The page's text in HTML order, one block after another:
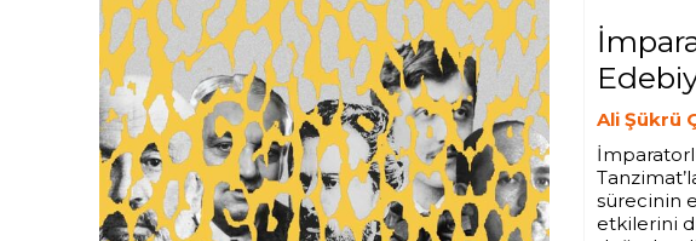
Ali Şükrü
sürecinin
etkilerini